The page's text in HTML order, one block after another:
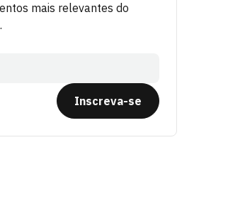
mais relevantes do
Inscreva-se